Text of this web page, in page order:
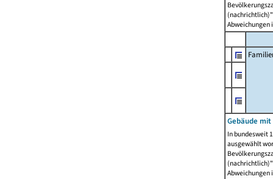
Abweichungen
Gebäude
In bundesweit
ausgewählt
Abweichungen